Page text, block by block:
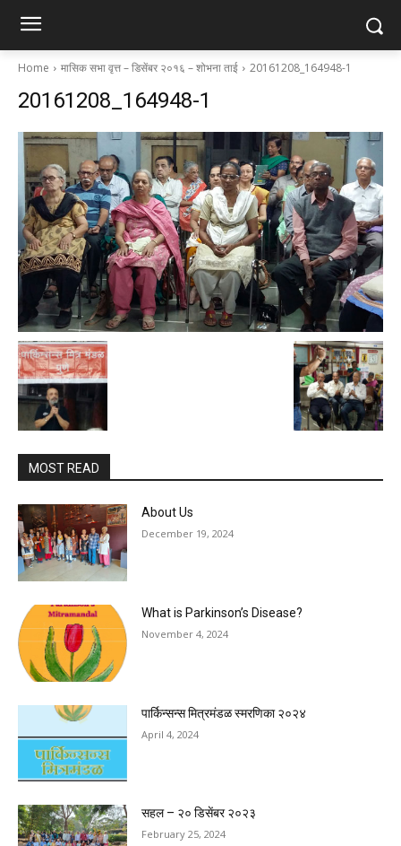
Home मासिक सभा वृत्त – डिसेंबर २०१६ – शोभना ताई 20161208_164948-1
20161208_164948-1
MOST READ
About Us
December 19, 2024
What is Parkinson’s Disease?
November 4, 2024
पार्किन्सन्स मित्रमंडळ स्मरणिका २०२४
April 4, 2024
सहल – २० डिसेंबर २०२३
February 25, 2024